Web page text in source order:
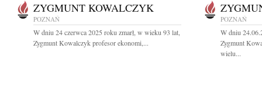
ZYGMUNT KOWALCZYK
POZNAŃ
W dniu 24 czerwca 2025 roku zmarł, w wieku 93 lat,
Zygmunt Kowalczyk profesor ekonomi,...
POZNAŃ
W dniu
Zygmunt
wielu...